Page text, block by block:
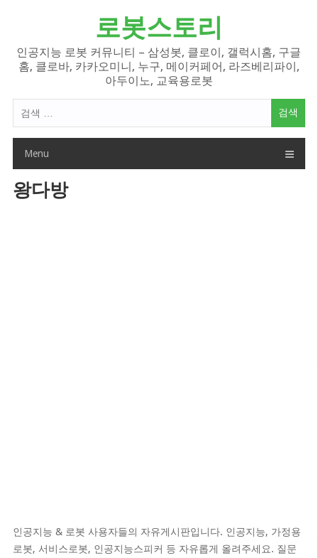
로봇스토리
인공지능 로봇 커뮤니티 – 삼성봇, 클로이, 갤럭시홈, 구글
홈, 클로바, 카카오미니, 누구, 메이커페어, 라즈베리파이,
아두이노, 교육용로봇
색
Menu
왕다방
인공지능 & 로봇 사용자들의 자유게시판입니다. 인공지능, 가정용
로봇, 서비스로봇, 인공지능스피커 등 자유롭게 올려주세요. 질문